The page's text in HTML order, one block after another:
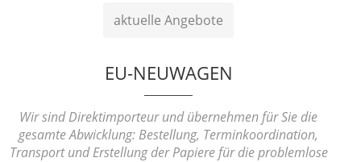
aktuelle Angebote
EU-NEUWAGEN
Wir sind Direktimporteur und übernehmen für Sie die
gesamte Abwicklung: Bestellung, Terminkoordination,
Transport und Erstellung der Papiere für die problemlose